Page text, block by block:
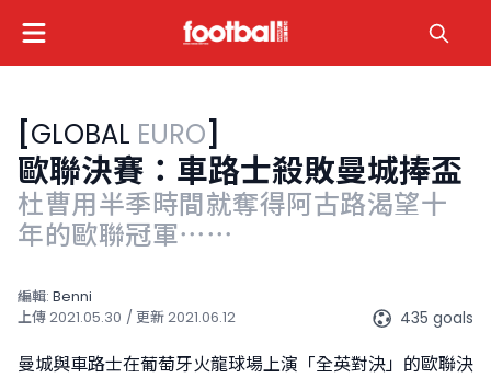
[GLOBAL EURO]
歐聯決賽：車路士殺敗曼城捧盃
杜曹用半季時間就奪得阿古路渴望十
年的歐聯冠軍⋯⋯
編輯: Benni
上傳2021.05.30 / 更新2021.06.12 435 goals
曼城與車路士在葡萄牙火龍球場上演「全英對決」的歐聯決